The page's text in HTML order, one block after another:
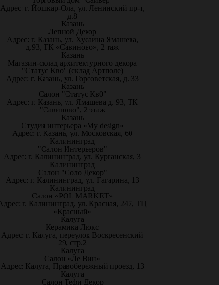
Адрес: г. Йошкар-Ола, ул. Ленинский пр-т,
д.8
Казань
Лепной Декор
Адрес: г. Казань, ул. Хусаина Ямашева,
д.93, ТК «Савиново», 2 таж
Казань
Магазин-склад архитектурного декора
"Статус Кво" (склад Артполе)
Адрес: г. Казань, ул. Горсоветская, д. 33
Казань
Салон "Статус Кв0"
Адрес: г. Казань, ул. Ямашева д. 93, ТК
"Савиново", 2 этаж
Казань
Студия интерьера «My design»
Адрес: г. Казань, ул. Московская, 60
Калининград
"Салон Интерьеров"
Адрес: г. Калининград, ул. Курганская, 3
Калининград
Салон "Соло Декор"
Адрес: г. Калининград, ул. Гагарина, 13
Калининград
Салон «POL MARKET»
г. Калининград, ул. Красная, 247, ТЦ
«Красный»
Калуга
Керамика Люкс
Адрес: г. Калуга, переулок Воскресенский
29, стр.2
Калуга
Салон «Ле Вин»
Адрес: Калуга, Правобережный проезд, 13
Калуга
Салон Тефи Декор